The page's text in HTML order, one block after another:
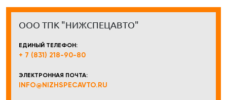
ООО ТПК "НИЖСПЕЦАВТО"
ЕДИНЫЙ ТЕЛЕФОН:
+ 7 (831) 218-90-80
ЭЛЕКТРОННАЯ ПОЧТА:
INFO@NIZHSPECAVTO.RU